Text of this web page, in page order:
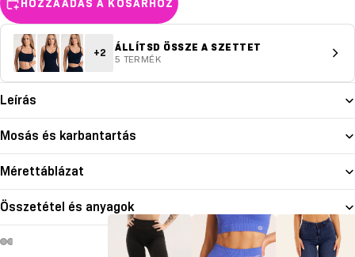
+2 ÁLLÍTSD ÖSSZE A SZETTET
5 TERMÉK
Leírás
Mosás és karbantartás
Mérettáblázat
Összetétel és anyagok